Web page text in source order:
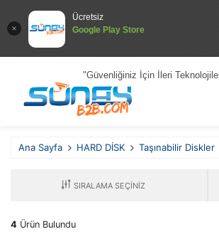
Ücretsiz
Google Play Store
"Güvenliğiniz İçin İleri
Ana Sayfa HARD DİSK Taşınabilir Diskler
4 Ürün Bulundu